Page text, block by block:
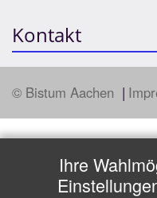
Kontakt
© Bistum Aachen
Ihre